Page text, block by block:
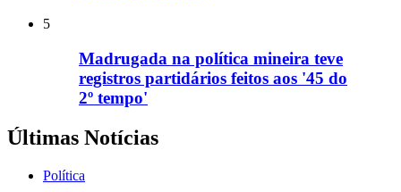
5
Madrugada na política mineira teve
registros partidários feitos aos '45 do
2º tempo'
Últimas Notícias
Política